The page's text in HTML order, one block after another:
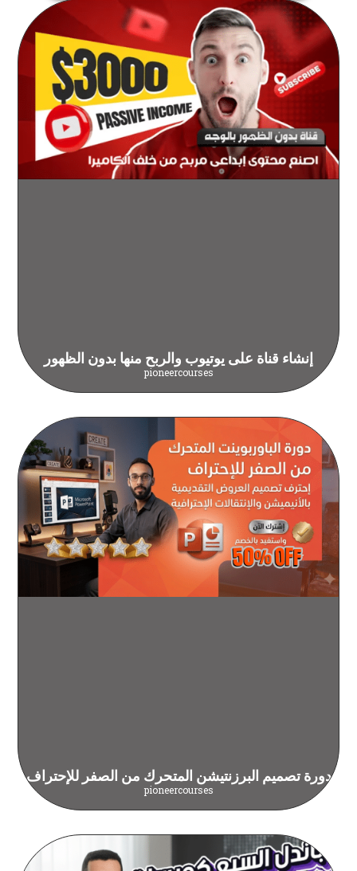
إنشاء قناة على يوتيوب والربح منها بدون الظهور
pioneercourses
دورة تصميم البرزنتيشن المتحرك من الصفر للإحتراف
pioneercourses